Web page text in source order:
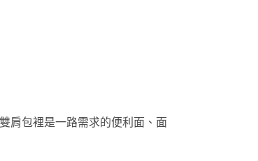
肩包裡是一路需求的便利面、面